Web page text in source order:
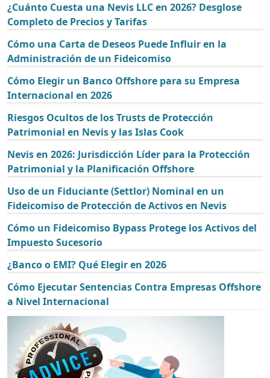
¿Cuánto Cuesta una Nevis LLC en 2026? Desglose
Completo de Precios y Tarifas
Cómo una Carta de Deseos Puede Influir en la
Administración de un Fideicomiso
Cómo Elegir un Banco Offshore para su Empresa
Internacional en 2026
Riesgos Ocultos de los Trusts de Protección
Patrimonial en Nevis y las Islas Cook
Nevis en 2026: Jurisdicción Líder para la Protección
Patrimonial y la Planificación Offshore
Uso de un Fiduciante (Settlor) Nominal en un
Fideicomiso de Protección de Activos en Nevis
Cómo un Fideicomiso Bypass Protege los Activos del
Impuesto Sucesorio
¿Banco o EMI? Qué Elegir en 2026
Cómo Ejecutar Sentencias Contra Empresas Offshore
a Nivel Internacional